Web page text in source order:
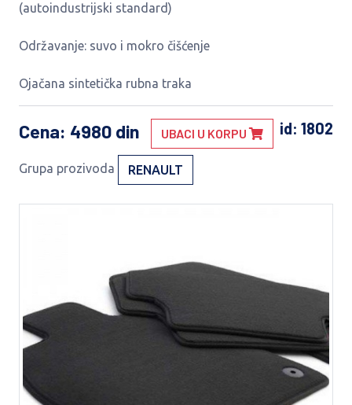
(autoindustrijski standard)
Održavanje: suvo i mokro čišćenje
Ojačana sintetička rubna traka
Cena: 4980 din id: 1802
UBACI U KORPU
Grupa prozivoda RENAULT